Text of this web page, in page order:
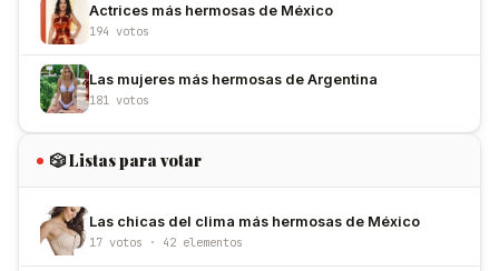
Actrices más hermosas de México
194 votos
Las mujeres más hermosas de Argentina
181 votos
🎲 Listas para votar
Las chicas del clima más hermosas de México
17 votos · 42 elementos